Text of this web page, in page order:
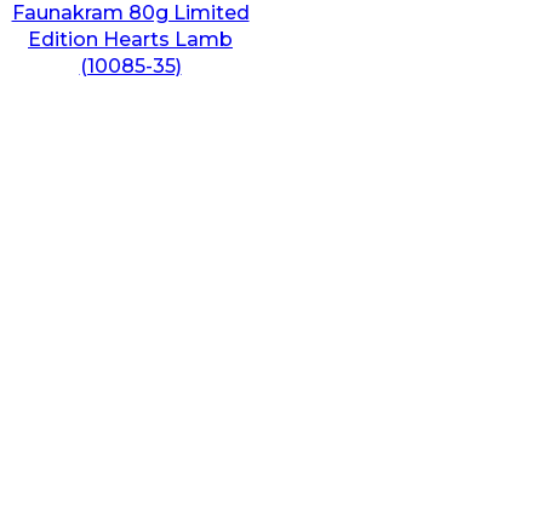
Faunakram 80g Limited
Edition Hearts Lamb
(10085-35)